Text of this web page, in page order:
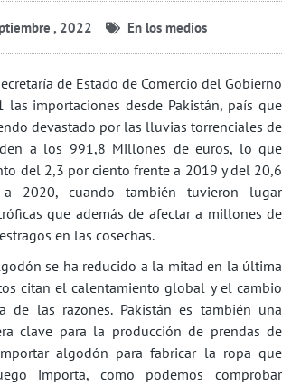
, 2022 En los medios
de Estado de Comercio del Gobierno
las importaciones desde Pakistán, país que
devastado por las lluvias torrenciales de
a los 991,8 Millones de euros, lo que
del 2,3 por ciento frente a 2019 y del 20,6
2020, cuando también tuvieron lugar
que además de afectar a millones de
en las cosechas.
se ha reducido a la mitad en la última
citan el calentamiento global y el cambio
de las razones. Pakistán es también una
clave para la producción de prendas de
algodón para fabricar la ropa que
importa, como podemos comprobar